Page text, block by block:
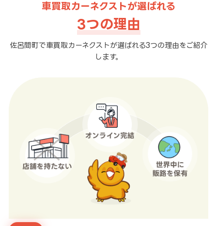
車買取カーネクストが選ばれる
3つの理由
佐呂間町で車買取カーネクストが選ばれる3つの理由をご紹介
します。